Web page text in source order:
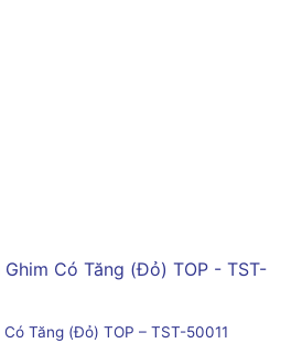
Tăng (Đỏ) TOP – TST-50011